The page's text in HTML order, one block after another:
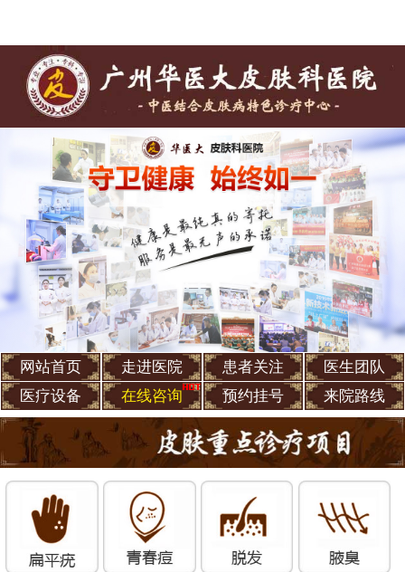
网站首页 走进医院 患者关注
医生团队
医疗设备
在线咨询 预约挂号 来院路线